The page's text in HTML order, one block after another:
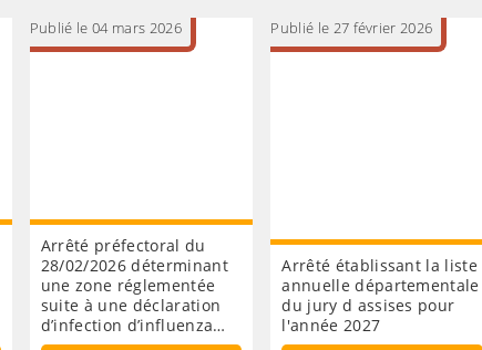
Publié le 04 mars 2026
Arrêté préfectoral du
28/02/2026 déterminant
une zone réglementée
suite à une déclaration
d’infection d’influenza…
Publié le 27 février 2026
Arrêté établissant la liste
annuelle départementale
du jury d assises pour
l'année 2027